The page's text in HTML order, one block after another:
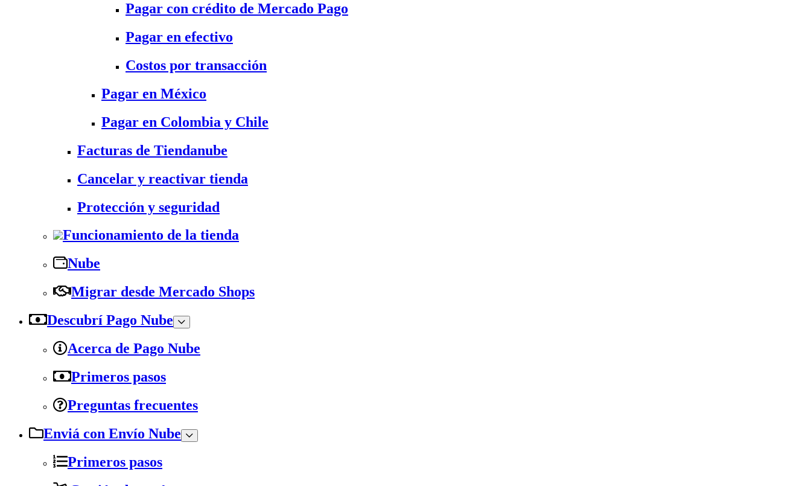
Pagar con crédito de Mercado Pago
Pagar en efectivo
Costos por transacción
Pagar en México
Pagar en Colombia y Chile
Facturas de Tiendanube
Cancelar y reactivar tienda
Protección y seguridad
Funcionamiento de la tienda
Nube
Migrar desde Mercado Shops
Descubrí Pago Nube
Acerca de Pago Nube
Primeros pasos
Preguntas frecuentes
Enviá con Envío Nube
Primeros pasos